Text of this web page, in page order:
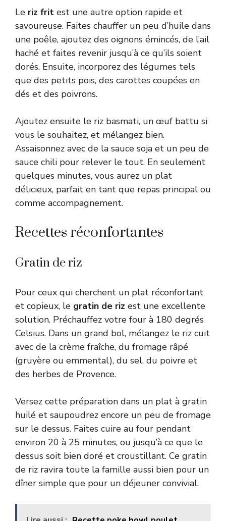
Le riz frit est une autre option rapide et
savoureuse. Faites chauffer un peu d’huile dans
une poêle, ajoutez des oignons émincés, de l’ail
haché et faites revenir jusqu’à ce qu’ils soient
dorés. Ensuite, incorporez des légumes tels
que des petits pois, des carottes coupées en
dés et des poivrons.
Ajoutez ensuite le riz basmati, un œuf battu si
vous le souhaitez, et mélangez bien.
Assaisonnez avec de la sauce soja et un peu de
sauce chili pour relever le tout. En seulement
quelques minutes, vous aurez un plat
délicieux, parfait en tant que repas principal ou
comme accompagnement.
Recettes réconfortantes
Gratin de riz
Pour ceux qui cherchent un plat réconfortant
et copieux, le gratin de riz est une excellente
solution. Préchauffez votre four à 180 degrés
Celsius. Dans un grand bol, mélangez le riz cuit
avec de la crème fraîche, du fromage râpé
(gruyère ou emmental), du sel, du poivre et
des herbes de Provence.
Versez cette préparation dans un plat à gratin
huilé et saupoudrez encore un peu de fromage
sur le dessus. Faites cuire au four pendant
environ 20 à 25 minutes, ou jusqu’à ce que le
dessus soit bien doré et croustillant. Ce gratin
de riz ravira toute la famille aussi bien pour un
dîner simple que pour un déjeuner convivial.